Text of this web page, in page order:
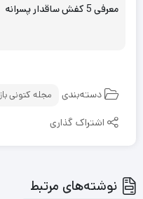
معرفی 5 کفش ساقدار پسرانه
دسته‌بندی مجله کتونی باز
اشتراک گذاری
نوشته‌های مرتبط